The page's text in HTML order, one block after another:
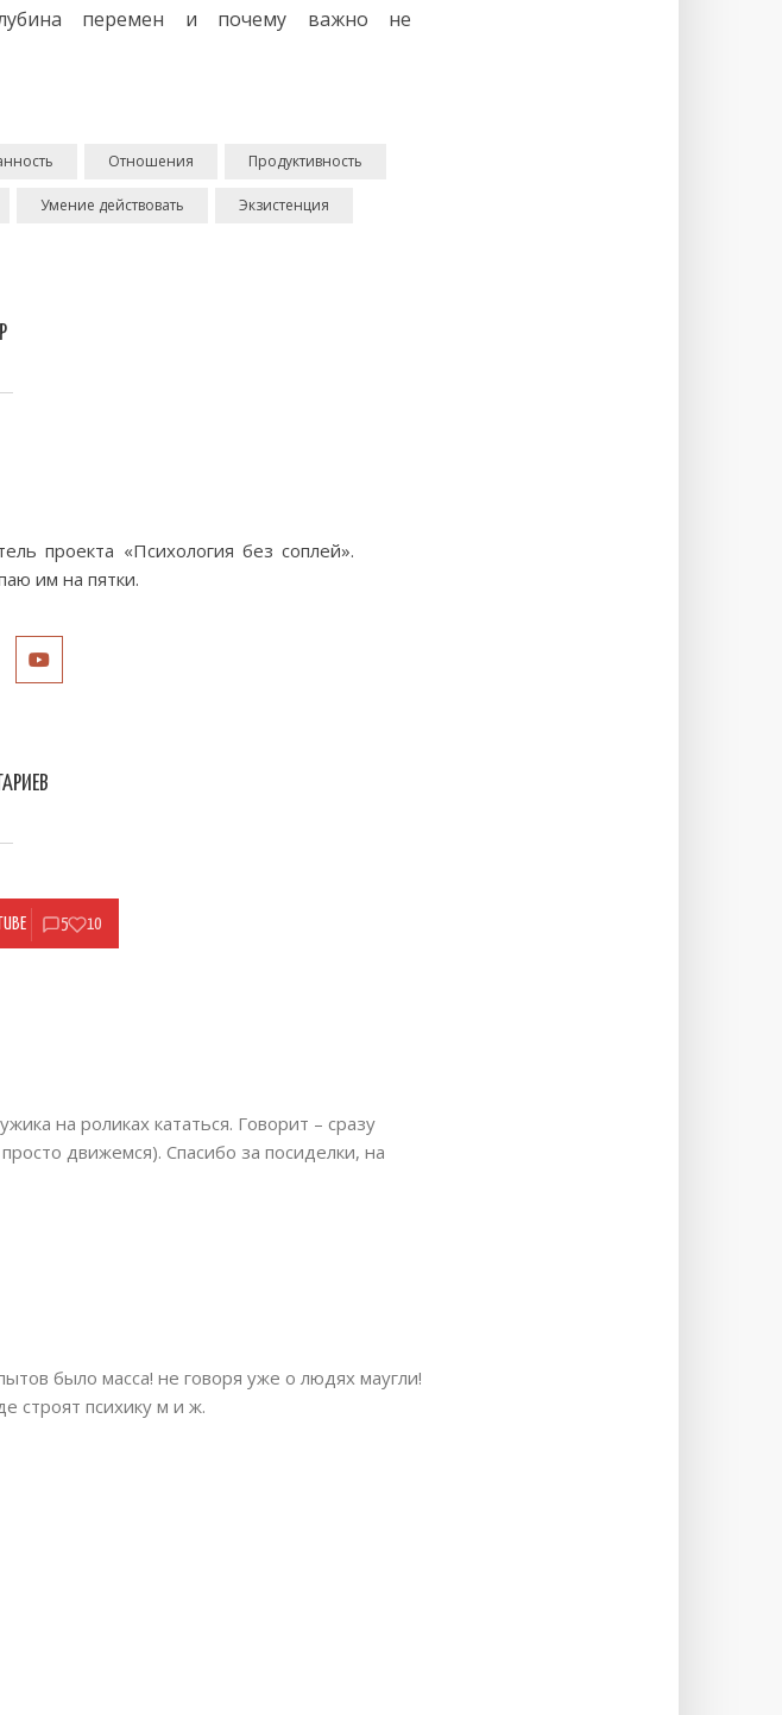
перемен и почему важно не
Отношения Продуктивность
Умение действовать Экзистенция
проекта «Психология без соплей».
им на пятки.
5 10
на роликах кататься. Говорит – сразу
движемся). Спасибо за посиделки, на
было масса! не говоря уже о людях маугли!
строят психику м и ж.